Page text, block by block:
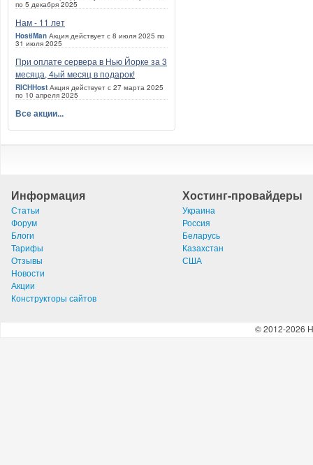
по 5 декабря 2025
Нам - 11 лет
HostiMan Акция действует с 8 июля 2025 по
31 июля 2025
При оплате сервера в Нью Йорке за 3
месяца, 4ый месяц в подарок!
RICHHost Акция действует с 27 марта 2025
по 10 апреля 2025
Все акции...
Информация
Статьи
Форум
Блоги
Тарифы
Отзывы
Новости
Акции
Конструкторы сайтов
Хостинг-провайдеры
Украина
Россия
Беларусь
Казахстан
США
© 2012-2026